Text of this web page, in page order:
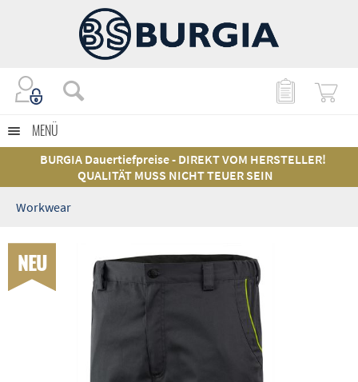
MENÜ
BURGIA Dauertiefpreise - DIREKT VOM HERSTELLER!
QUALITÄT MUSS NICHT TEUER SEIN
Workwear
NEU